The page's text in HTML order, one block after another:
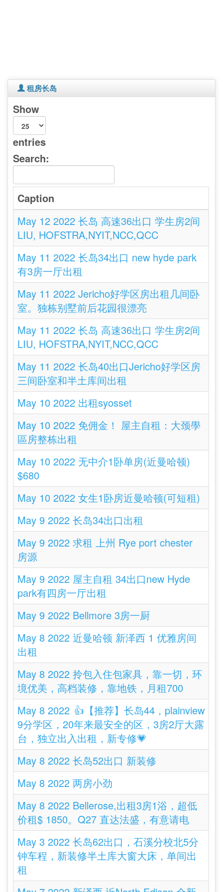
租房长岛
Show
entries
Search:
Caption
May 12 2022 长岛 高速36出口 学生房2间
LIU, HOFSTRA,NYIT,NCC,QCC
May 11 2022 长岛34出口 new hyde park
有3房一厅出租
May 11 2022 Jericho好学区房出租几间卧
室。独栋别墅前后花园很漂亮
May 11 2022 长岛 高速36出口 学生房2间
LIU, HOFSTRA,NYIT,NCC,QCC
May 11 2022 长岛40出口Jericho好学区房
三间卧室和半土库间出租
May 10 2022 出租syosset
May 10 2022 免佣金！ 屋主自租：大颈學
區房整栋出租
May 10 2022 无中介1卧单房(近曼哈顿)
$680
May 10 2022 女生1卧房近曼哈顿(可短租)
May 9 2022 长岛34出口出租
May 9 2022 求租 上州 Rye port chester
房源
May 9 2022 屋主自租 34出口new Hyde
park有四房一厅出租
May 9 2022 Bellmore 3房一厨
May 8 2022 近曼哈顿 新泽西 1 优雅房间
出租
May 8 2022 拎包入住包家具，靠一切，环
境优美，高档装修，靠地铁，月租700
May 8 2022 👍【推荐】长岛44，plainview
9分学区，20年来最安全的区，3房2厅大露
台，独立出入出租，新专修💗
May 8 2022 长岛52出口 新装修
May 8 2022 两房小劲
May 8 2022 Bellerose,出租3房1浴，超低
价租$ 1850。Q27 直达法盛，有意请电
May 3 2022 长岛62出口，石溪分校北5分
钟车程，新装修半土库大窗大床，单间出
租